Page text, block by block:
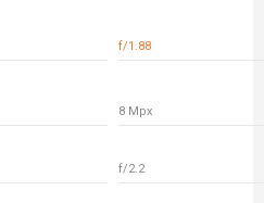
f/1.88
8 Mpx
f/2.2